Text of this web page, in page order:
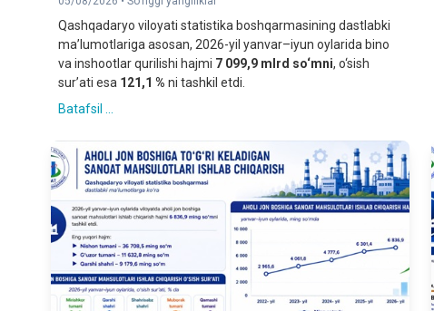
Qashqadaryo viloyati statistika boshqarmasining dastlabki
ma’lumotlariga asosan, 2026-yil yanvar–iyun oylarida bino
va inshootlar qurilishi hajmi 7 099,9 mlrd so‘mni, o‘sish
sur’ati esa 121,1 % ni tashkil etdi.
Batafsil ...